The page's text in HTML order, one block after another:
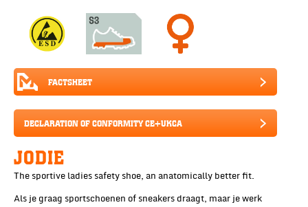
FACTSHEET
DECLARATION OF CONFORMITY CE+UKCA
JODIE
The sportive ladies safety shoe, an anatomically better fit.
Als je graag sportschoenen of sneakers draagt, maar je werk